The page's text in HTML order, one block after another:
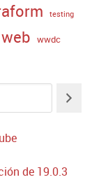
testing
web wwdc
de 19.0.3